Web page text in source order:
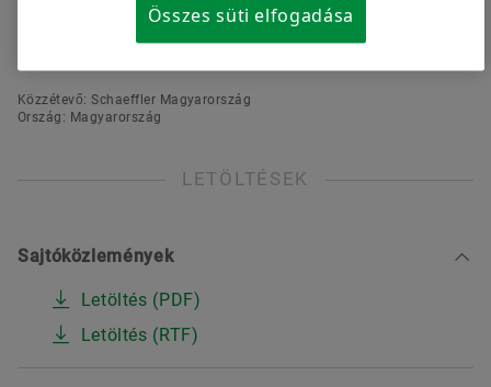
fenntarthatósági céljaihoz és a klímavédelemhez
Közzétevő: Schaeffler Magyarország
Ország: Magyarország
LETÖLTÉSEK
Sajtóközlemények
Letöltés (PDF)
Letöltés (RTF)
Összes süti elfogadása